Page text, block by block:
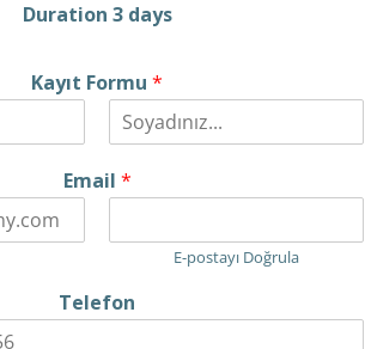
Duration 3 days
Kayıt Formu *
o
y
Email *
E-postayı Doğrula
Telefon